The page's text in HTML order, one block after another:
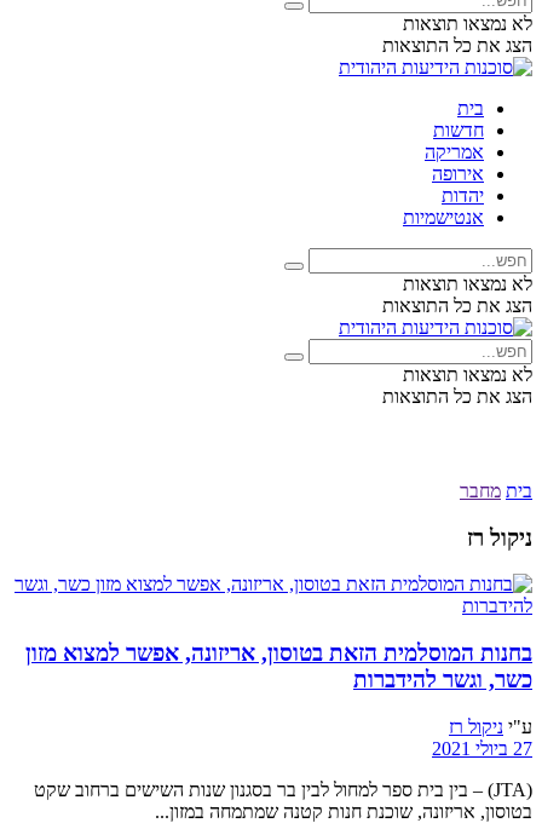
לא נמצאו תוצאות
הצג את כל התוצאות
בית
חדשות
אמריקה
אירופה
יהדות
אנטישמיות
לא נמצאו תוצאות
הצג את כל התוצאות
לא נמצאו תוצאות
הצג את כל התוצאות
בית מחבר
ניקול רז
בחנות המוסלמית הזאת בטוסון, אריזונה, אפשר למצוא מזון
כשר, וגשר להידברות
ע"י ניקול רז
27 ביולי 2021
(JTA) – בין בית ספר למחול לבין בר בסגנון שנות השישים ברחוב שקט
בטוסון, אריזונה, שוכנת חנות קטנה שמתמחה במזון...